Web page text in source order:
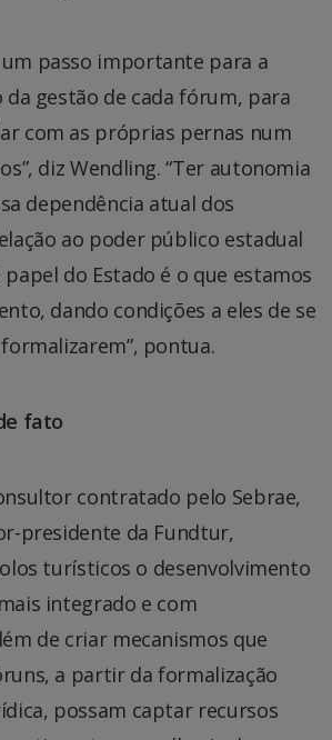
um passo importante para a
da gestão de cada fórum, para
com as próprias pernas num
diz Wendling. “Ter autonomia
dependência atual dos
ao poder público estadual
do Estado é o que estamos
dando condições a eles de se
pontua.
fato
contratado pelo Sebrae,
presidente da Fundtur,
turísticos o desenvolvimento
integrado e com
de criar mecanismos que
a partir da formalização
possam captar recursos